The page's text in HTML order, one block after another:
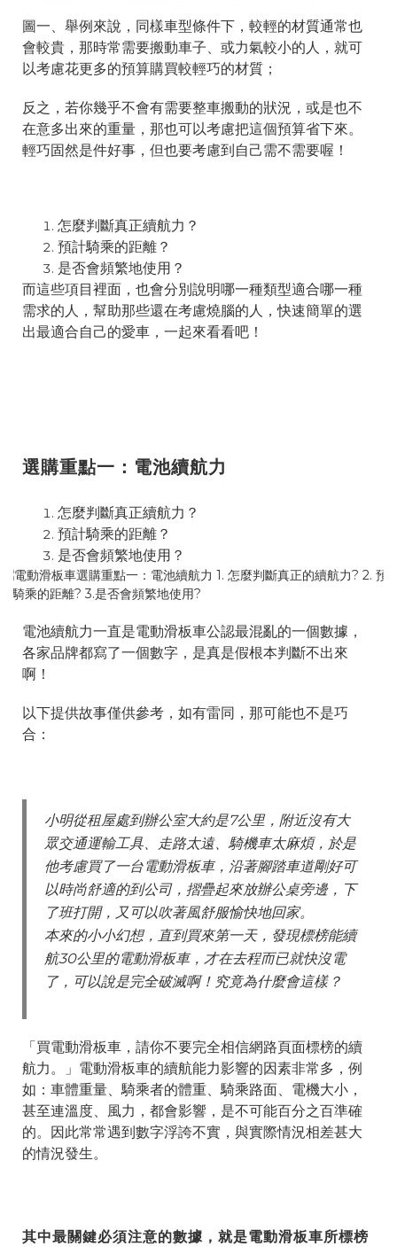
圖一、舉例來說，同樣車型條件下，較輕的材質通常也
會較貴，那時常需要搬動車子、或力氣較小的人，就可
以考慮花更多的預算購買較輕巧的材質；
反之，若你幾乎不會有需要整車搬動的狀況，或是也不
在意多出來的重量，那也可以考慮把這個預算省下來。
輕巧固然是件好事，但也要考慮到自己需不需要喔！
怎麼判斷真正續航力？
預計騎乘的距離？
是否會頻繁地使用？
而這些項目裡面，也會分別說明哪一種類型適合哪一種
需求的人，幫助那些還在考慮燒腦的人，快速簡單的選
出最適合自己的愛車，一起來看看吧！
選購重點一：電池續航力
怎麼判斷真正續航力？
預計騎乘的距離？
是否會頻繁地使用？
電池續航力一直是電動滑板車公認最混亂的一個數據，
各家品牌都寫了一個數字，是真是假根本判斷不出來
啊！
以下提供故事僅供參考，如有雷同，那可能也不是巧
合：
小明從租屋處到辦公室大約是7公里，附近沒有大
眾交通運輸工具、走路太遠、騎機車太麻煩，於是
他考慮買了一台電動滑板車，沿著腳踏車道剛好可
以時尚舒適的到公司，摺疊起來放辦公桌旁邊，下
了班打開，又可以吹著風舒服愉快地回家。
本來的小小幻想，直到買來第一天，發現標榜能續
航30公里的電動滑板車，才在去程而已就快沒電
了，可以說是完全破滅啊！究竟為什麼會這樣？
「買電動滑板車，請你不要完全相信網路頁面標榜的續
航力。」電動滑板車的續航能力影響的因素非常多，例
如：車體重量、騎乘者的體重、騎乘路面、電機大小，
甚至連溫度、風力，都會影響，是不可能百分之百準確
的。因此常常遇到數字浮誇不實，與實際情況相差甚大
的情況發生。
其中最關鍵必須注意的數據，就是電動滑板車所標榜